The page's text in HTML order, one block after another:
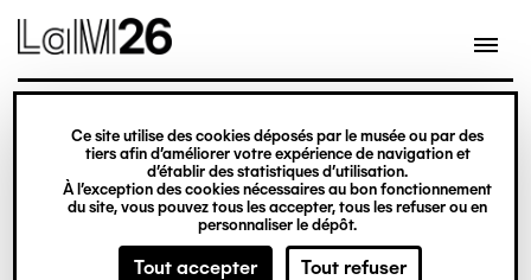
Gestion des cookies
Ce site utilise des cookies déposés par le musée ou par des
tiers afin d’améliorer votre expérience de navigation et
d’établir des statistiques d’utilisation.
À l’exception des cookies nécessaires au bon fonctionnement
du site, vous pouvez tous les accepter, tous les refuser ou en
personnaliser le dépôt.
Tout accepter Tout refuser
contenu